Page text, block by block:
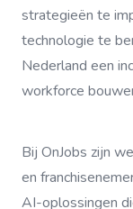
strategieën te
technologie te
Nederland een
workforce
Bij OnJobs zijn
en
AI-oplossingen